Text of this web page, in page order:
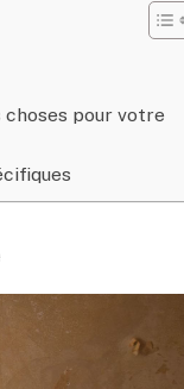
choses pour votre